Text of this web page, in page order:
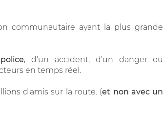
communautaire ayant la plus grande
, d'un accident, d'un danger ou
en temps réel.
d'amis sur la route. (et non avec un